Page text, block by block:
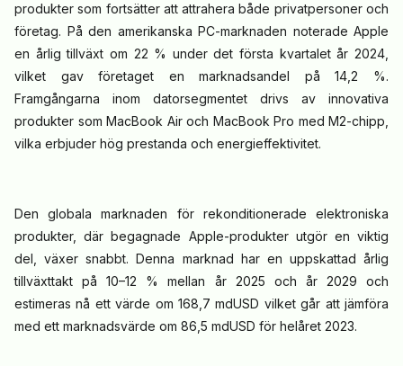
produkter som fortsätter att attrahera både privatpersoner och
företag. På den amerikanska PC-marknaden noterade Apple
en årlig tillväxt om 22 % under det första kvartalet år 2024,
vilket gav företaget en marknadsandel på 14,2 %.
Framgångarna inom datorsegmentet drivs av innovativa
produkter som MacBook Air och MacBook Pro med M2-chipp,
vilka erbjuder hög prestanda och energieffektivitet.
Den globala marknaden för rekonditionerade elektroniska
produkter, där begagnade Apple-produkter utgör en viktig
del, växer snabbt. Denna marknad har en uppskattad årlig
tillväxttakt på 10–12 % mellan år 2025 och år 2029 och
estimeras nå ett värde om 168,7 mdUSD vilket går att jämföra
med ett marknadsvärde om 86,5 mdUSD för helåret 2023.